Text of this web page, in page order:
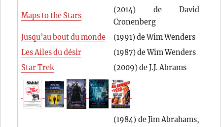
Maps to the Stars
(2014) de David
Cronenberg
Jusqu’au bout du monde
(1991) de Wim Wenders
Les Ailes du désir
(1987) de Wim Wenders
Star Trek
(2009) de J.J. Abrams
(1984) de Jim Abrahams,